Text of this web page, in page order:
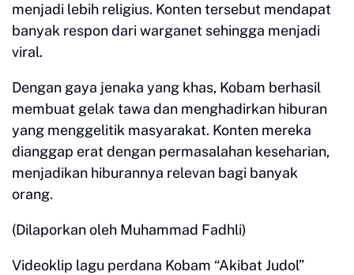
menjadi lebih religius. Konten tersebut mendapat
banyak respon dari warganet sehingga menjadi
viral.
Dengan gaya jenaka yang khas, Kobam berhasil
membuat gelak tawa dan menghadirkan hiburan
yang menggelitik masyarakat. Konten mereka
dianggap erat dengan permasalahan keseharian,
menjadikan hiburannya relevan bagi banyak
orang.
(Dilaporkan oleh Muhammad Fadhli)
Videoklip lagu perdana Kobam “Akibat Judol”